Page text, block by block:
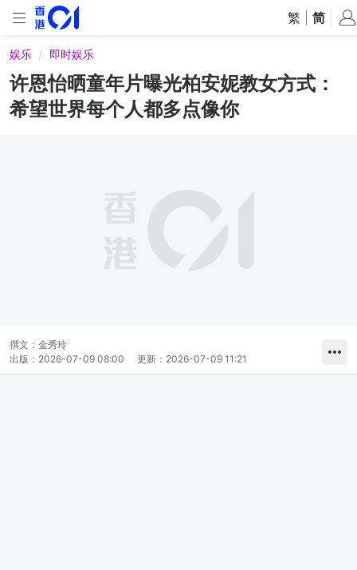
繁 简
娱乐 即时娱乐
许恩怡晒童年片曝光柏安妮教女方式：
希望世界每个人都多点像你
撰文： 金秀玲
出版： 2026-07-09 08:00 更新： 2026-07-09 11:21